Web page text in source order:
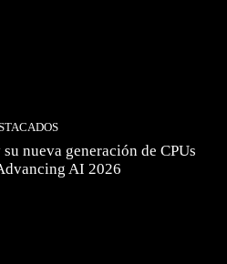
nueva generación de CPUs
AI 2026